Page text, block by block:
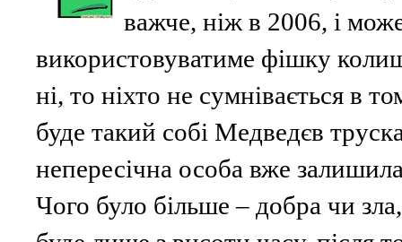
важче, ніж в 2006, і
використовуватиме фішку
ні, то ніхто не сумнівається в
буде такий собі Медведєв
непересічна особа вже залишила
Чого було більше – добра чи